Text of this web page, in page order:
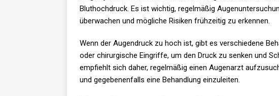
Bluthochdruck. Es ist wichtig, regelmäßig
überwachen und mögliche Risiken frühzeitig zu erkennen.
Wenn der Augendruck zu hoch ist, gibt es verschiedene
oder chirurgische Eingriffe, um den Druck zu senken und
empfiehlt sich daher, regelmäßig einen Augenarzt
und gegebenenfalls eine Behandlung einzuleiten.